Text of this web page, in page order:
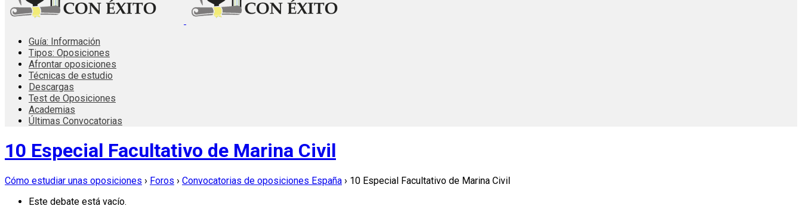
Guía: Información
Tipos: Oposiciones
Afrontar oposiciones
Técnicas de estudio
Descargas
Test de Oposiciones
Academias
Últimas Convocatorias
10 Especial Facultativo de Marina Civil
Cómo estudiar unas oposiciones › Foros › Convocatorias de oposiciones España › 10 Especial Facultativo de Marina Civil
Este debate está vacío.